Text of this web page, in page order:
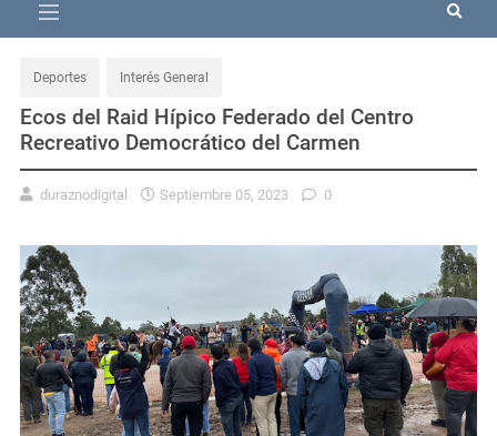
Deportes Interés General
Ecos del Raid Hípico Federado del Centro
Recreativo Democrático del Carmen
duraznodigital Septiembre 05, 2023 0